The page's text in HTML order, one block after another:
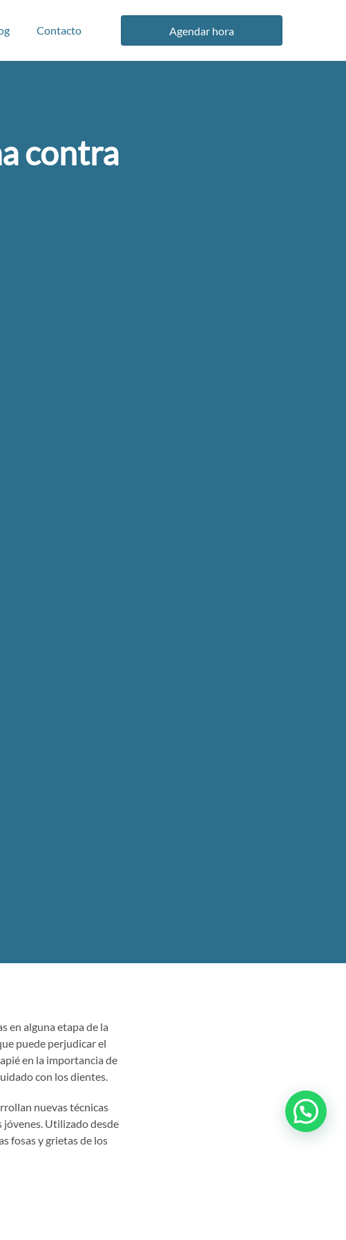
Contacto Agendar hora
contra
en alguna etapa de la
puede perjudicar el
en la importancia de
con los dientes.
nuevas técnicas
jóvenes. Utilizado desde
fosas y grietas de los